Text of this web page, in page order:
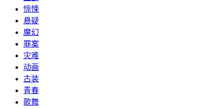
惊悚
悬疑
魔幻
罪案
灾难
动画
古装
青春
歌舞